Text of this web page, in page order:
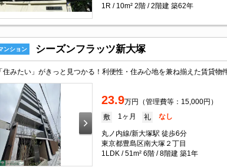
1R / 10m² 2階 / 2階建 築62年
ンション シーズンフラッツ新大塚
23.9万円（管理費等：15,000円）
敷 1ヶ月 礼 なし
丸ノ内線/新大塚駅 徒歩6分
東京都豊島区南大塚２丁目
1LDK / 51m² 6階 / 8階建 築1年